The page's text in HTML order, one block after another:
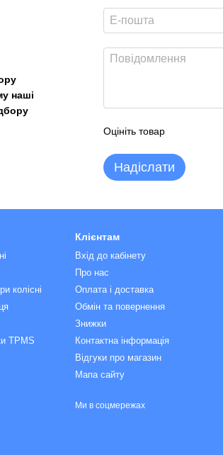
наші
Оцініть товар
Надіслати
колісні
TPMS
Клієнтам
Вхід до кабінету
Про нас
Оплата і доставка
Обмін та повернення
Знижки
Контактна інформація
Відгуки про магазин
Мапа сайту
Ми в соцмережах